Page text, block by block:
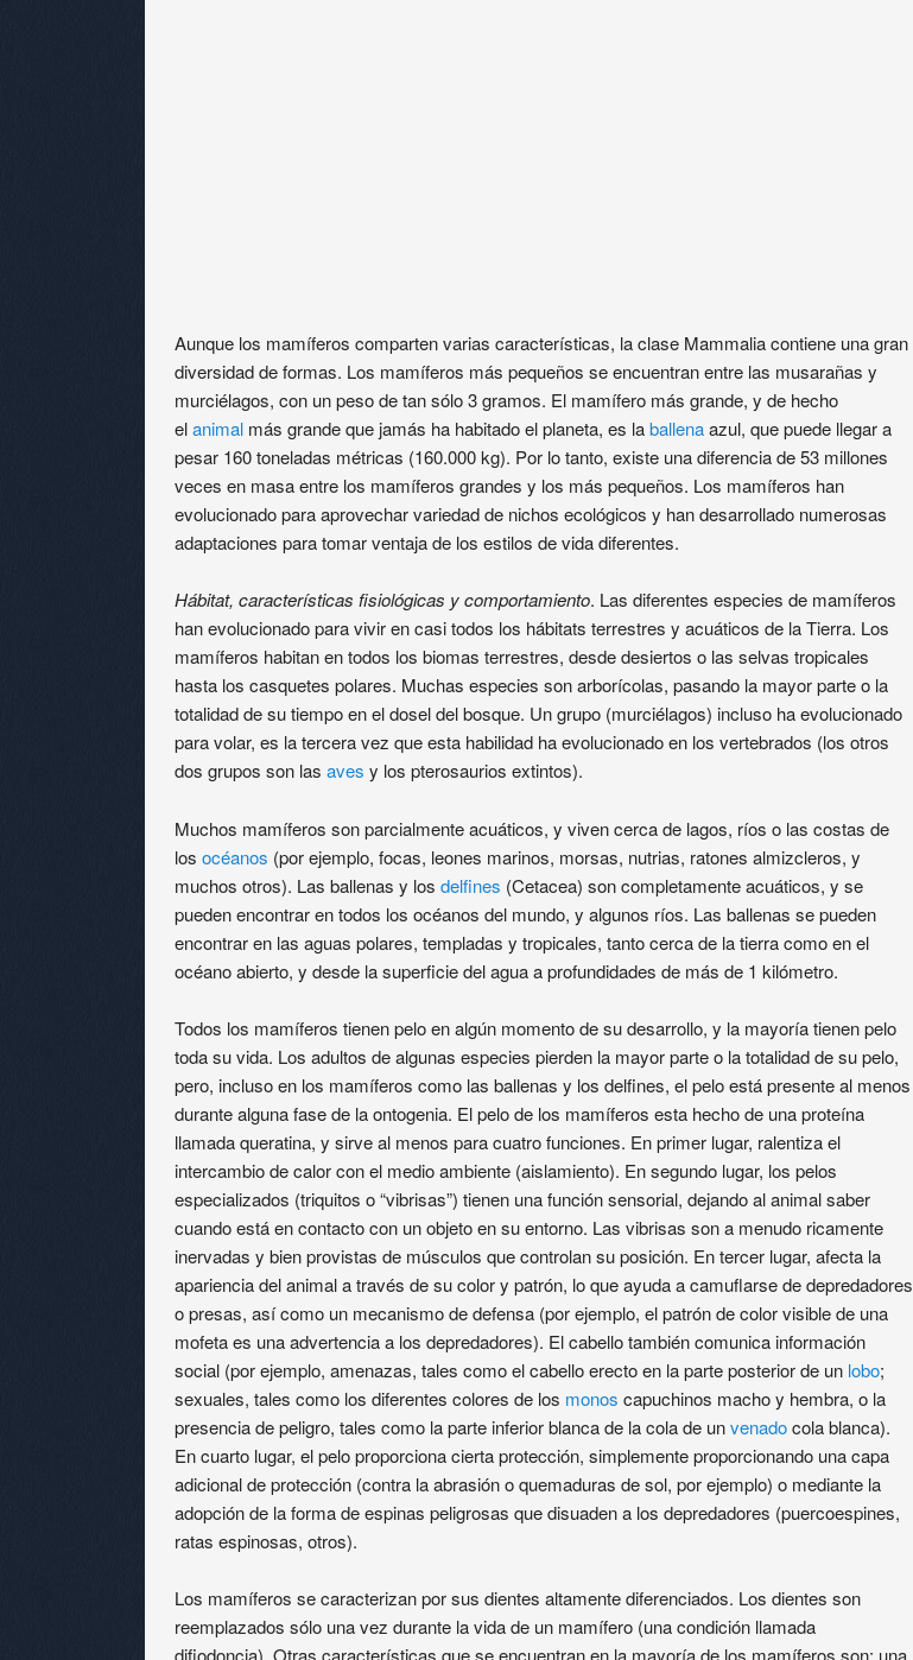
Aunque los mamíferos comparten varias características, la clase Mammalia contiene una gran
diversidad de formas. Los mamíferos más pequeños se encuentran entre las musarañas y
murciélagos, con un peso de tan sólo 3 gramos. El mamífero más grande, y de hecho
elanimalmás grande que jamás ha habitado el planeta, es laballenaazul, que puede llegar a
pesar 160 toneladas métricas (160.000 kg). Por lo tanto, existe una diferencia de 53 millones
veces en masa entre los mamíferos grandes y los más pequeños. Los mamíferos han
evolucionado para aprovechar variedad de nichos ecológicos y han desarrollado numerosas
adaptaciones para tomar ventaja de los estilos de vida diferentes.
Hábitat, características fisiológicas y comportamiento. Las diferentes especies de mamíferos
han evolucionado para vivir en casi todos los hábitats terrestres y acuáticos de la Tierra. Los
mamíferos habitan en todos los biomas terrestres, desde desiertos o las selvas tropicales
hasta los casquetes polares. Muchas especies son arborícolas, pasando la mayor parte o la
totalidad de su tiempo en el dosel del bosque. Un grupo (murciélagos) incluso ha evolucionado
para volar, es la tercera vez que esta habilidad ha evolucionado en los vertebrados (los otros
dos grupos son las aves y los pterosaurios extintos).
Muchos mamíferos son parcialmente acuáticos, y viven cerca de lagos, ríos o las costas de
los océanos (por ejemplo, focas, leones marinos, morsas, nutrias, ratones almizcleros, y
muchos otros). Las ballenas y los delfines (Cetacea) son completamente acuáticos, y se
pueden encontrar en todos los océanos del mundo, y algunos ríos. Las ballenas se pueden
encontrar en las aguas polares, templadas y tropicales, tanto cerca de la tierra como en el
océano abierto, y desde la superficie del agua a profundidades de más de 1 kilómetro.
Todos los mamíferos tienen pelo en algún momento de su desarrollo, y la mayoría tienen pelo
toda su vida. Los adultos de algunas especies pierden la mayor parte o la totalidad de su pelo,
pero, incluso en los mamíferos como las ballenas y los delfines, el pelo está presente al menos
durante alguna fase de la ontogenia. El pelo de los mamíferos esta hecho de una proteína
llamada queratina, y sirve al menos para cuatro funciones. En primer lugar, ralentiza el
intercambio de calor con el medio ambiente (aislamiento). En segundo lugar, los pelos
especializados (triquitos o “vibrisas”) tienen una función sensorial, dejando al animal saber
cuando está en contacto con un objeto en su entorno. Las vibrisas son a menudo ricamente
inervadas y bien provistas de músculos que controlan su posición. En tercer lugar, afecta la
apariencia del animal a través de su color y patrón, lo que ayuda a camuflarse de depredadores
o presas, así como un mecanismo de defensa (por ejemplo, el patrón de color visible de una
mofeta es una advertencia a los depredadores). El cabello también comunica información
social (por ejemplo, amenazas, tales como el cabello erecto en la parte posterior de un lobo;
sexuales, tales como los diferentes colores de los monos capuchinos macho y hembra, o la
presencia de peligro, tales como la parte inferior blanca de la cola de unvenadocola blanca).
En cuarto lugar, el pelo proporciona cierta protección, simplemente proporcionando una capa
adicional de protección (contra la abrasión o quemaduras de sol, por ejemplo) o mediante la
adopción de la forma de espinas peligrosas que disuaden a los depredadores (puercoespines,
ratas espinosas, otros).
Los mamíferos se caracterizan por sus dientes altamente diferenciados. Los dientes son
reemplazados sólo una vez durante la vida de un mamífero (una condición llamada